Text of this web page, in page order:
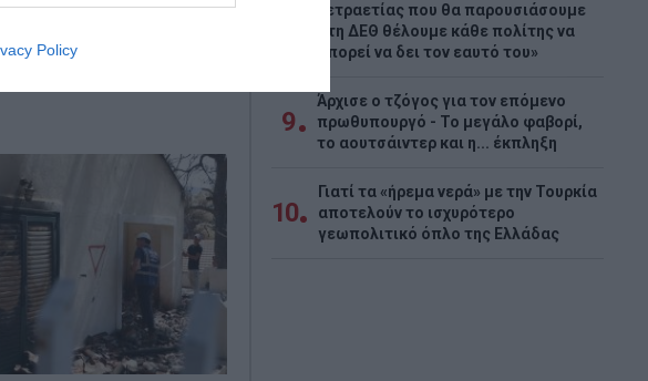
Policy
τετραετίας που θα παρουσιάσουμε
στη ΔΕΘ θέλουμε κάθε πολίτης να
μπορεί να δει τον εαυτό του»
9
Άρχισε ο τζόγος για τον επόμενο
πρωθυπουργό - Το μεγάλο φαβορί,
το αουτσάιντερ και η... έκπληξη
10
Γιατί τα «ήρεμα νερά» με την Τουρκία
αποτελούν το ισχυρότερο
γεωπολιτικό όπλο της Ελλάδας